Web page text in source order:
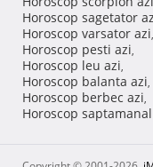
Horoscop sagetator
Horoscop varsator azi,
Horoscop pesti azi,
Horoscop leu azi,
Horoscop balanta azi,
Horoscop berbec azi,
Horoscop saptamanal